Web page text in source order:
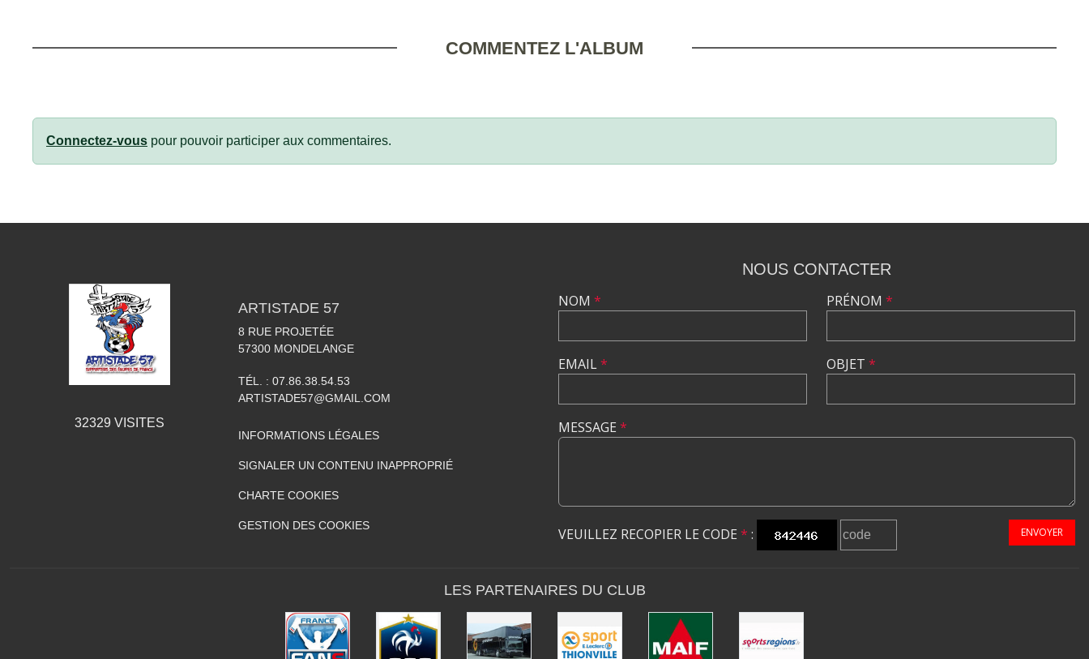
COMMENTEZ L'ALBUM
Connectez-vous pour pouvoir participer aux commentaires.
32329 VISITES
ARTISTADE 57
8 RUE PROJETÉE
57300 MONDELANGE
TÉL. : 07.86.38.54.53
ARTISTADE57@GMAIL.COM
INFORMATIONS LÉGALES
SIGNALER UN CONTENU INAPPROPRIÉ
CHARTE COOKIES
GESTION DES COOKIES
NOUS CONTACTER
NOM *
EMAIL*
PRÉNOM *
OBJET *
MESSAGE *
VEUILLEZ RECOPIER LE CODE * : ENVOYER
LES PARTENAIRES DU CLUB